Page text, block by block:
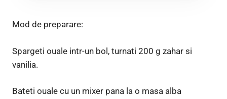
Mod de preparare:
Spargeti ouale intr-un bol, turnati 200 g zahar si
vanilia.
Bateti ouale cu un mixer pana la o masa alba